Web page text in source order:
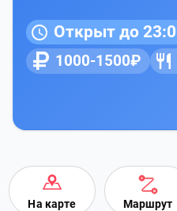
Открыт до
1000-1500₽
На карте Маршрут